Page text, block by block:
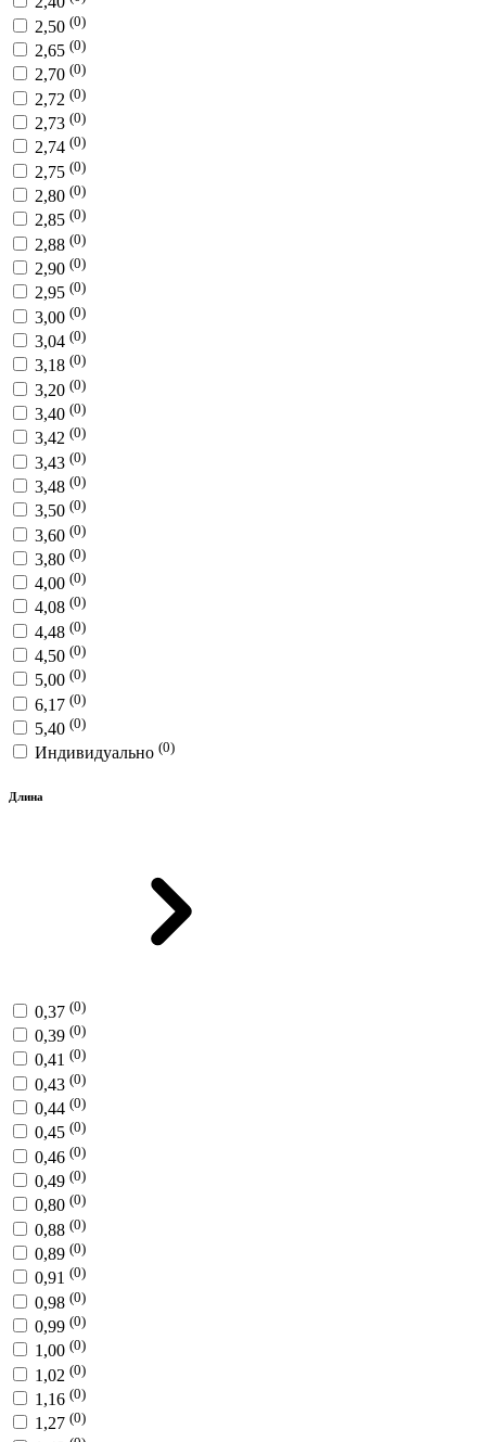
2,50 (0)
2,65 (0)
2,70 (0)
2,72 (0)
2,73 (0)
2,74 (0)
2,75 (0)
2,80 (0)
2,85 (0)
2,88 (0)
2,90 (0)
2,95 (0)
3,00 (0)
3,04 (0)
3,18 (0)
3,20 (0)
3,40 (0)
3,42 (0)
3,43 (0)
3,48 (0)
3,50 (0)
3,60 (0)
3,80 (0)
4,00 (0)
4,08 (0)
4,48 (0)
4,50 (0)
5,00 (0)
6,17 (0)
5,40 (0)
Индивидуально (0)
Длина
0,37 (0)
0,39 (0)
0,41 (0)
0,43 (0)
0,44 (0)
0,45 (0)
0,46 (0)
0,49 (0)
0,80 (0)
0,88 (0)
0,89 (0)
0,91 (0)
0,98 (0)
0,99 (0)
1,00 (0)
1,02 (0)
1,16 (0)
1,27 (0)